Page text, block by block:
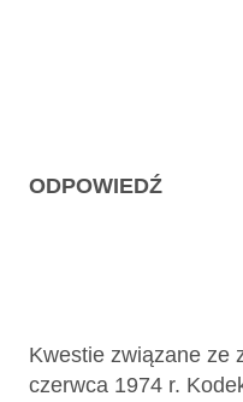
ODPOWIEDŹ
Kwestie związane ze
czerwca 1974 r.